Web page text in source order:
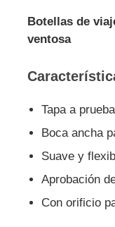
Botellas de
ventosa
Tapa a
Boca ancha
Suave y
Aprobación
Con orificio